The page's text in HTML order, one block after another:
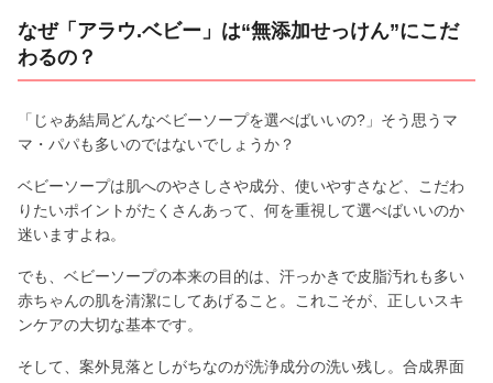
なぜ「アラウ.ベビー」は“無添加せっけん”にこだ
わるの？
「じゃあ結局どんなベビーソープを選べばいいの?」そう思うマ
マ・パパも多いのではないでしょうか？
ベビーソープは肌へのやさしさや成分、使いやすさなど、こだわ
りたいポイントがたくさんあって、何を重視して選べばいいのか
迷いますよね。
でも、ベビーソープの本来の目的は、汗っかきで皮脂汚れも多い
赤ちゃんの肌を清潔にしてあげること。これこそが、正しいスキ
ンケアの大切な基本です。
そして、案外見落としがちなのが洗浄成分の洗い残し。合成界面